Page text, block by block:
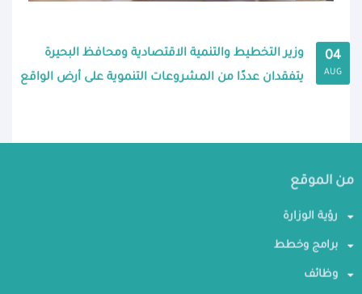
04
AUG
وزير التخطيط والتنمية الاقتصادية ومحافظ البحيرة
يتفقدان عددًا من المشروعات التنموية على أرض الواقع
من الموقع
رؤية الوزارة
برامج وخطط
وظائف